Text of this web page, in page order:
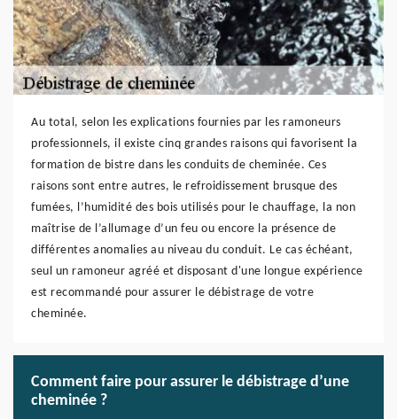
Au total, selon les explications fournies par les ramoneurs
professionnels, il existe cinq grandes raisons qui favorisent la
formation de bistre dans les conduits de cheminée. Ces
raisons sont entre autres, le refroidissement brusque des
fumées, l’humidité des bois utilisés pour le chauffage, la non
maîtrise de l’allumage d’un feu ou encore la présence de
différentes anomalies au niveau du conduit. Le cas échéant,
seul un ramoneur agréé et disposant d'une longue expérience
est recommandé pour assurer le débistrage de votre
cheminée.
Comment faire pour assurer le débistrage d’une
cheminée ?